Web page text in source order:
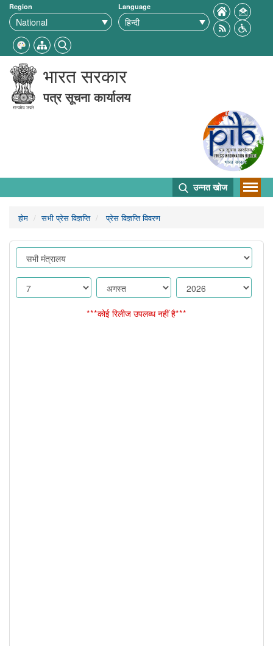
Region Language
भारत सरकार
पत्र सूचना कार्यालय
उन्नत खोज
होम सभी प्रेस विज्ञप्ति प्रेस विज्ञप्ति विवरण
***कोई रिलीज उपलब्ध नहीं है***